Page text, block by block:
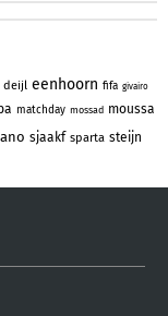
deijl eenhoorn fifa givairo
matchday mossad moussa
sjaakf sparta steijn